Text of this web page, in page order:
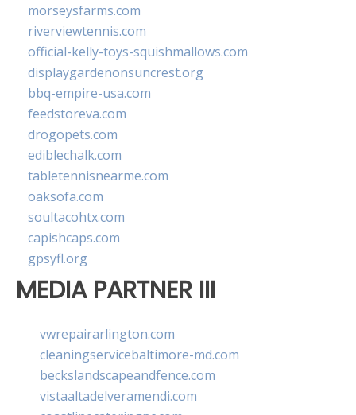
morseysfarms.com
riverviewtennis.com
official-kelly-toys-squishmallows.com
displaygardenonsuncrest.org
bbq-empire-usa.com
feedstoreva.com
drogopets.com
ediblechalk.com
tabletennisnearme.com
oaksofa.com
soultacohtx.com
capishcaps.com
gpsyfl.org
MEDIA PARTNER III
vwrepairarlington.com
cleaningservicebaltimore-md.com
beckslandscapeandfence.com
vistaaltadelveramendi.com